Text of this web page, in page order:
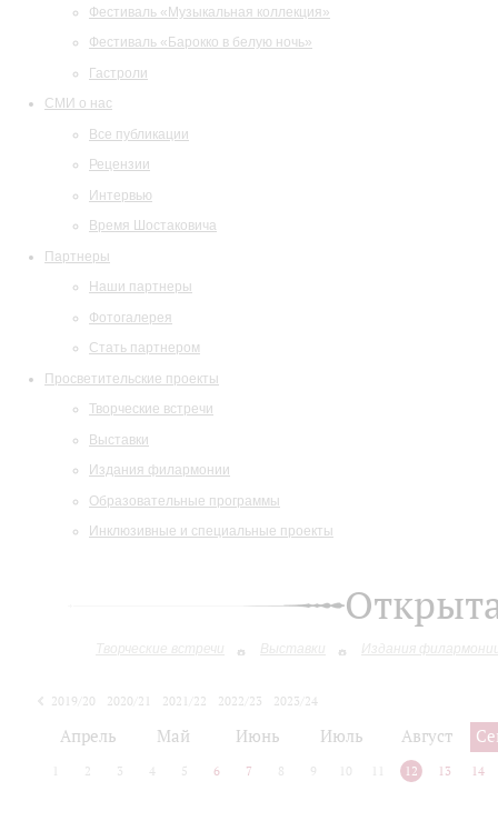
Фестиваль «Музыкальная коллекция»
Фестиваль «Барокко в белую ночь»
Гастроли
СМИ о нас
Все публикации
Рецензии
Интервью
Время Шостаковича
Партнеры
Наши партнеры
Фотогалерея
Стать партнером
Просветительские проекты
Творческие встречи
Выставки
Издания филармонии
Образовательные программы
Инклюзивные и специальные проекты
Творческие встречи Выставки Издания
2019/20 2020/21 2021/22 2022/23
2023/24
Апрель Май Июнь Июль Август
2 3 4 5 6 7 8 9 10 12 13 14